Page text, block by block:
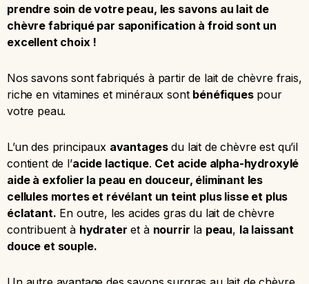
prendre soin de votre peau, les savons au lait de
chèvre fabriqué par saponification à froid sont un
excellent choix !
Nos savons sont fabriqués à partir de lait de chèvre frais,
riche en vitamines et minéraux sont bénéfiquespour
votre peau.
L’un des principaux avantagesdu lait de chèvre est qu’il
contient de l’acide lactique. Cet acide alpha-hydroxylé
aide à exfolier la peau en douceur, éliminant les
cellules mortes et révélant un teint plus lisse et plus
éclatant. En outre, les acides gras du lait de chèvre
contribuent à hydrater et à nourrir la peau, la laissant
douce et souple.